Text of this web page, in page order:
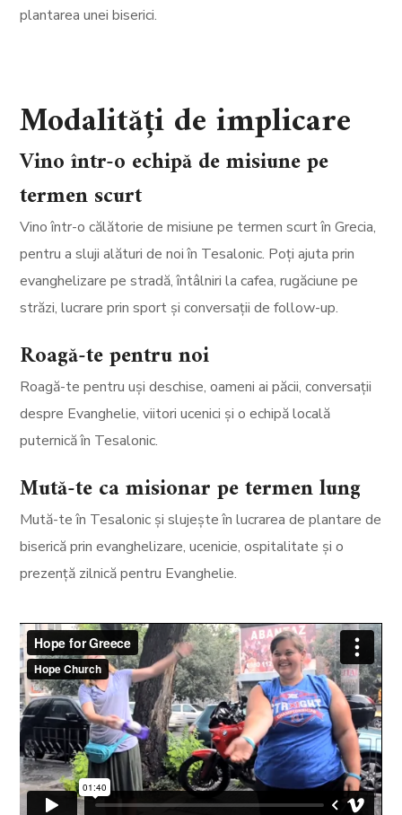
plantarea unei biserici.
Modalități de implicare
Vino într-o echipă de misiune pe
termen scurt
Vino într-o călătorie de misiune pe termen scurt în Grecia,
pentru a sluji alături de noi în Tesalonic. Poți ajuta prin
evanghelizare pe stradă, întâlniri la cafea, rugăciune pe
străzi, lucrare prin sport și conversații de follow-up.
Roagă-te pentru noi
Roagă-te pentru uși deschise, oameni ai păcii, conversații
despre Evanghelie, viitori ucenici și o echipă locală
puternică în Tesalonic.
Mută-te ca misionar pe termen lung
Mută-te în Tesalonic și slujește în lucrarea de plantare de
biserică prin evanghelizare, ucenicie, ospitalitate și o
prezență zilnică pentru Evanghelie.